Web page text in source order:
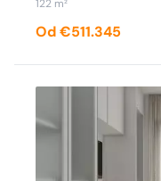
122 m²
Od €511.345